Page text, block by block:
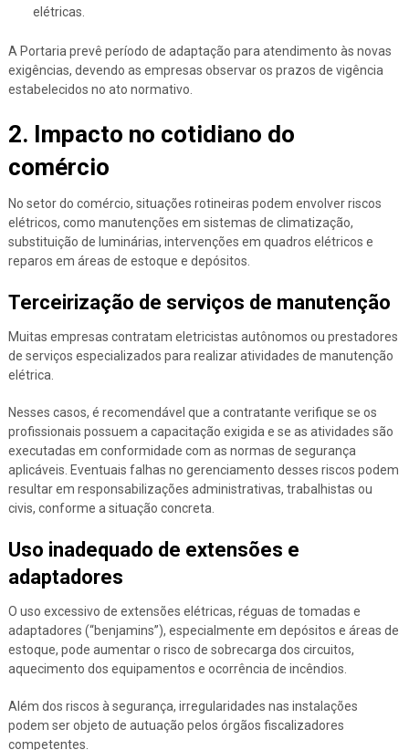
elétricas.
A Portaria prevê período de adaptação para atendimento às novas
exigências, devendo as empresas observar os prazos de vigência
estabelecidos no ato normativo.
2. Impacto no cotidiano do
comércio
No setor do comércio, situações rotineiras podem envolver riscos
elétricos, como manutenções em sistemas de climatização,
substituição de luminárias, intervenções em quadros elétricos e
reparos em áreas de estoque e depósitos.
Terceirização de serviços de manutenção
Muitas empresas contratam eletricistas autônomos ou prestadores
de serviços especializados para realizar atividades de manutenção
elétrica.
Nesses casos, é recomendável que a contratante verifique se os
profissionais possuem a capacitação exigida e se as atividades são
executadas em conformidade com as normas de segurança
aplicáveis. Eventuais falhas no gerenciamento desses riscos podem
resultar em responsabilizações administrativas, trabalhistas ou
civis, conforme a situação concreta.
Uso inadequado de extensões e
adaptadores
O uso excessivo de extensões elétricas, réguas de tomadas e
adaptadores (“benjamins”), especialmente em depósitos e áreas de
estoque, pode aumentar o risco de sobrecarga dos circuitos,
aquecimento dos equipamentos e ocorrência de incêndios.
Além dos riscos à segurança, irregularidades nas instalações
podem ser objeto de autuação pelos órgãos fiscalizadores
competentes.